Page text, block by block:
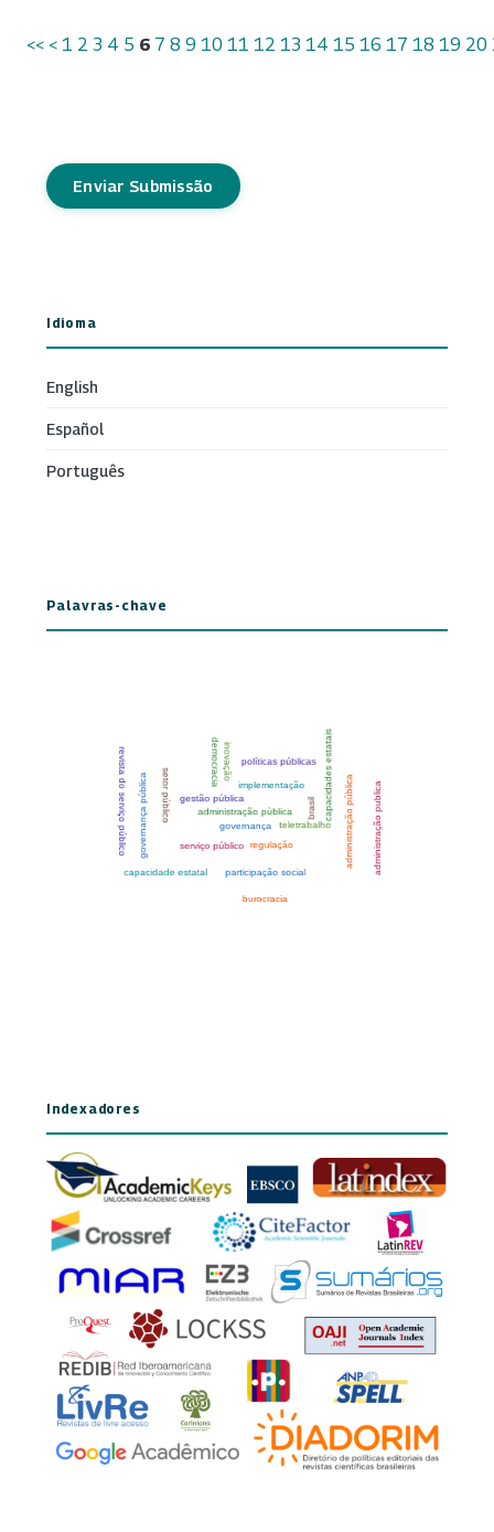
<< < 1 2 3 4 5 6 7 8 9 10 11 12 13 14 15 16 17 18 19 20
Enviar Submissão
Idioma
English
Español
Português
Palavras-chave
Indexadores